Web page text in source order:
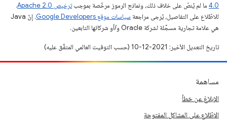
4.0‏ ما لم يُنصّ على خلاف ذلك، ونماذج الرموز مرخّصة بموجبترخيص Apache 2.0‏
.
للاطّلاع على التفاصيل، يُرجى مراجعة سياسات موقع Google Developers‏
. إنّ Java
هي علامة تجارية مسجَّلة لشركة Oracle و/أو شركائها التابعين.
تاريخ التعديل الأخير: 2021-12-10 (حسب التوقيت العالمي المتفَّق عليه)
مساهمة
الإبلاغ عن خطأ
الاطّلاع على المشاكل المفتوحة